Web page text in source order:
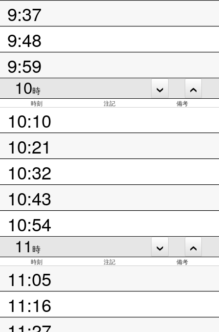
9:37
9:48
9:59
10時
時刻 注記 備考
10:10
10:21
10:32
10:43
10:54
11 時
時刻 注記 備考
11:05
11:16